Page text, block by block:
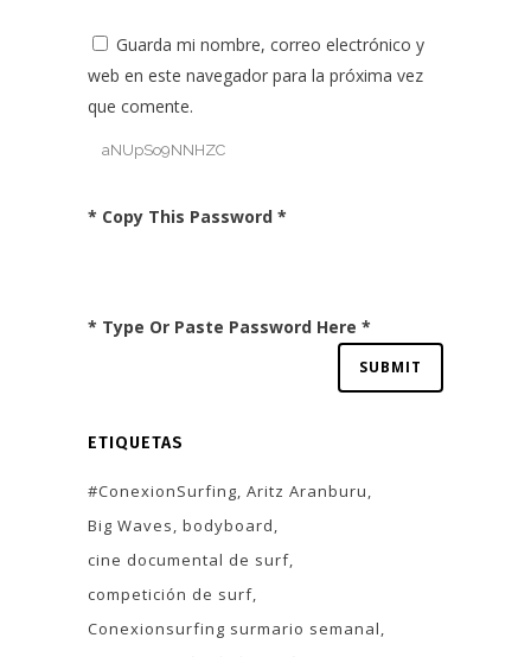
Guarda mi nombre, correo electrónico y
web en este navegador para la próxima vez
que comente.
* Copy This Password *
* Type Or Paste Password Here *
ETIQUETAS
#ConexionSurfing Aritz Aranburu
Big Waves bodyboard
cine documental de surf
competición de surf
Conexionsurfing surmario semanal